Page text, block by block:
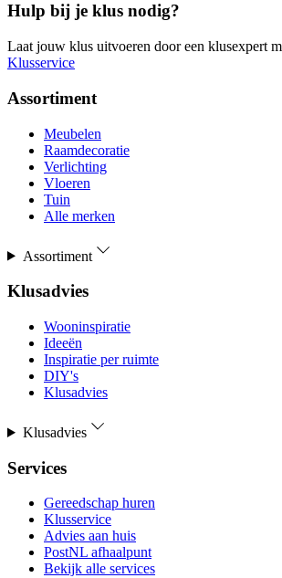
Hulp bij je klus nodig?
Laat jouw klus uitvoeren door een klusexpert
Klusservice
Assortiment
Meubelen
Raamdecoratie
Verlichting
Vloeren
Tuin
Alle merken
Assortiment
Klusadvies
Wooninspiratie
Ideeën
Inspiratie per ruimte
DIY's
Klusadvies
Klusadvies
Services
Gereedschap huren
Klusservice
Advies aan huis
PostNL afhaalpunt
Bekijk alle services